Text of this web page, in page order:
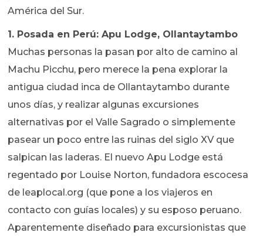
América del Sur.
1. Posada en Perú: Apu Lodge, Ollantaytambo
Muchas personas la pasan por alto de camino al
Machu Picchu, pero merece la pena explorar la
antigua ciudad inca de Ollantaytambo durante
unos días, y realizar algunas excursiones
alternativas por el Valle Sagrado o simplemente
pasear un poco entre las ruinas del siglo XV que
salpican las laderas. El nuevo Apu Lodge está
regentado por Louise Norton, fundadora escocesa
de leaplocal.org (que pone a los viajeros en
contacto con guías locales) y su esposo peruano.
Aparentemente diseñado para excursionistas que